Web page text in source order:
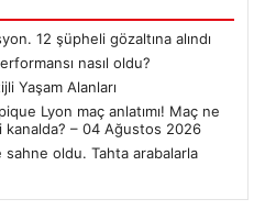
12 şüpheli gözaltına alındı
nasıl oldu?
Yaşam Alanları
Lyon maç anlatımı! Maç ne
kanalda? – 04 Ağustos 2026
oldu. Tahta arabalarla